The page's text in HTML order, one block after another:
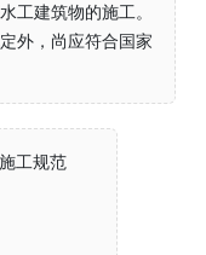
工建筑物的施工。
外，尚应符合国家
工规范